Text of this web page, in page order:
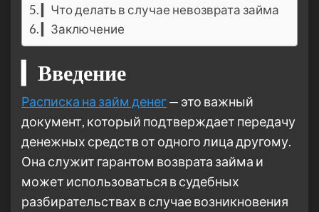
▎Что делать в случае невозврата займа
▎Заключение
▎Введение
Расписка на займ денег— это важный
документ, который подтверждает передачу
денежных средств от одного лица другому.
Она служит гарантом возврата займа и
может использоваться в судебных
разбирательствах в случае возникновения